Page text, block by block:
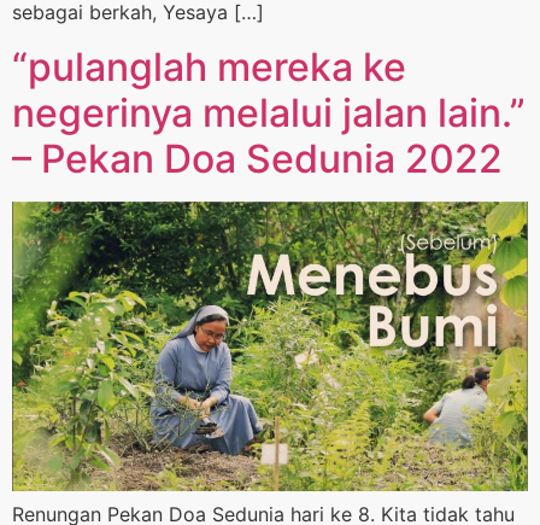
sebagai berkah, Yesaya […]
“pulanglah mereka ke
negerinya melalui jalan lain.”
– Pekan Doa Sedunia 2022
Renungan Pekan Doa Sedunia hari ke 8. Kita tidak tahu